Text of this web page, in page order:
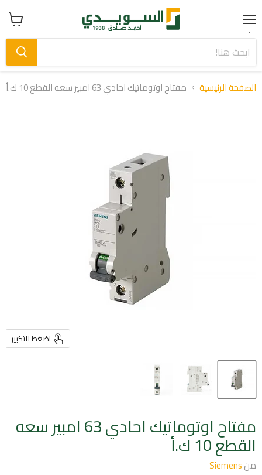
Menu عرض
سلة
الصفحة الرئيسية مفتاح اوتوماتيك احادي 63 امبير سعه القطع 10 ك.أ
اضغط للتكبير
مفتاح اوتوماتيك احادي 63 امبير سعه
القطع 10 ك.أ
منSiemens